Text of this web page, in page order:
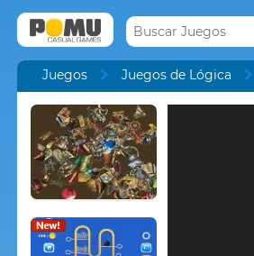
Juegos Juegos de Lógica